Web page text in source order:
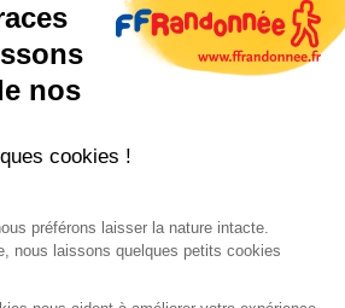
nos
cookies !
préférons laisser la nature intacte.
nous laissons quelques petits cookies